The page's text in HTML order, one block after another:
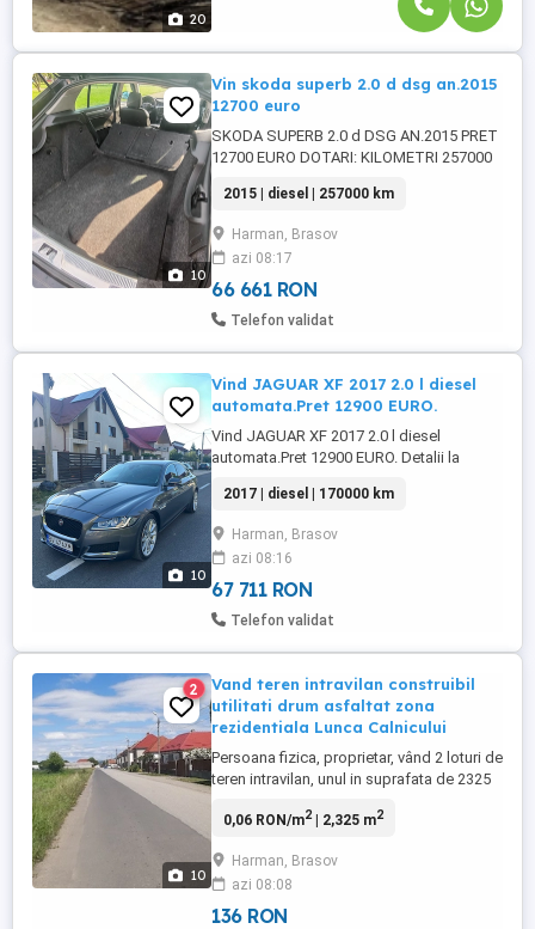
20
10
Vin skoda superb 2.0 d dsg an.2015
12700 euro
SKODA SUPERB 2.0 d DSG AN.2015 PRET
12700 EURO DOTARI: KILOMETRI 257000
LEDURI DAY LIGHT STOPURI LED
INTERIOR FULL PIELE SCAUNE INCALZITE
BANCHETA INCALZITA NAVIGATIE LUMINI
ZI LED SENZORI PARCARE FATA SI SPATE
COMPUTER BORD COTIERA FATA SI
SPATE PILOT ...
2015 | diesel | 257000 km
Harman, Brasov
azi 08:17
66 661 RON
Telefon validat
10
Vind JAGUAR XF 2017 2.0 l diesel
automata.Pret 12900 EURO.
Vind JAGUAR XF 2017 2.0 l diesel
automata.Pret 12900 EURO. Detalii la
2017 | diesel | 170000 km
Harman, Brasov
azi 08:16
67 711 RON
Telefon validat
10
2
Vand teren intravilan construibil
utilitati drum asfaltat zona
rezidentiala Lunca Calnicului
Persoana fizica, proprietar, vând 2 loturi de
teren intravilan, unul in suprafata de 2325
situate in centrul localitatii Lunca
in apropiere de Caminul cultural, scoala,
gradinita. Terenurile dispun de toate
utilitatile ...
0,06 RON/m2| 2,325 m2
Harman, Brasov
azi 08:08
136 RON